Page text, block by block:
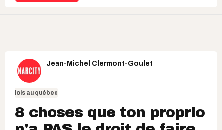
Jean-Michel Clermont-Goulet
lois au québec
8 choses que ton proprio